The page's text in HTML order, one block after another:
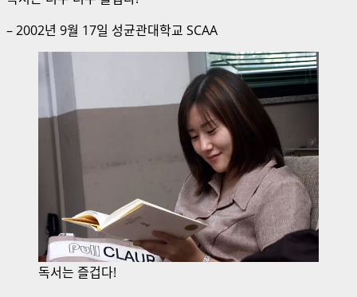
– 2002년 9월 17일 성균관대학교 SCAA
독서는 즐겁다!